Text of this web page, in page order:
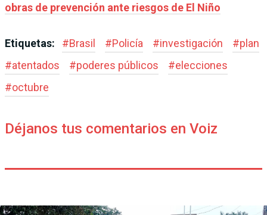
obras de prevención ante riesgos de El Niño
Etiquetas: #Brasil #Policía #investigación #plan
#atentados #poderes públicos #elecciones
#octubre
Déjanos tus comentarios en Voiz